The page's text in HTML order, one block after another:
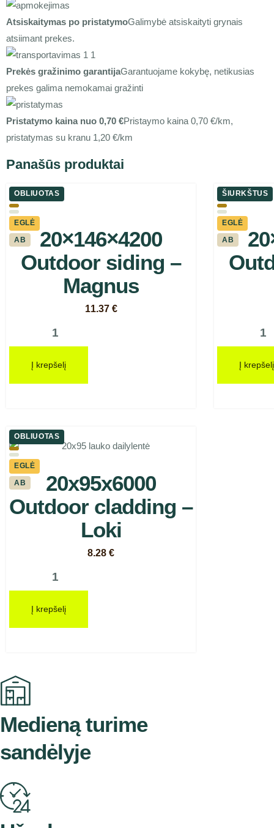
Atsiskaitymas po pristatymoGalimybė atsiskaityti grynais
atsiimant prekes.
Prekės gražinimo garantijaGarantuojame kokybę, netikusias
prekes galima nemokamai gražinti
Pristatymo kaina nuo 0,70 €Pristaymo kaina 0,70 €/km,
pristatymas su kranu 1,20 €/km
Panašūs produktai
OBLIUOTAS
EGLĖ
AB
20×146×4200
Outdoor siding –
Magnus
11.37 €
Į krepšelį
ŠIURKŠTUS
EGLĖ
AB
Į krepšelį
OBLIUOTAS
EGLĖ
AB
20x95x6000
Outdoor cladding –
Loki
8.28 €
Į krepšelį
Medieną turime
sandėlyje